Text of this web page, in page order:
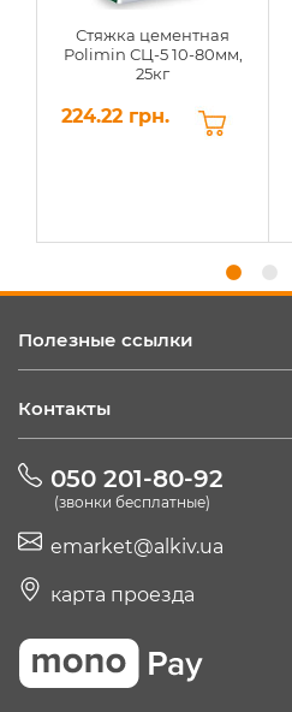
Стяжка цементная
Polimin СЦ-5 10-80мм,
25кг
224.22 грн.
Полезные ссылки
Контакты
050 201-80-92
(звонки бесплатные)
emarket@alkiv.ua
карта проезда